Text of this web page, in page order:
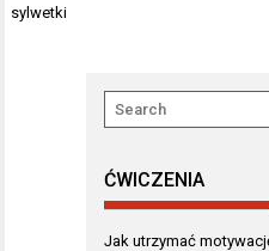
sylwetki
ĆWICZENIA
Jak utrzymać